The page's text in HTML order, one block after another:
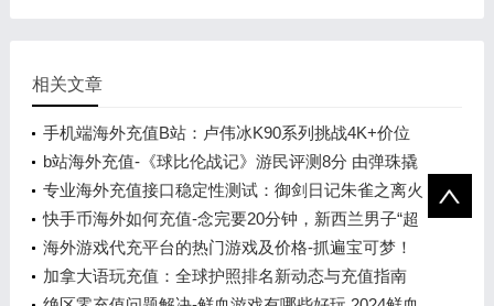
相关文章
手机端海外充值B站：卢伟冰K90系列挑战4K+价位
b站海外充值-《球比伦战记》游民评测8分 由弹珠撬
动的肉鸽王国
专业海外充值接口稳定性测试：御剑日记朱雀之离火
之主降临
快手币海外如何充值-念完要20分钟，新西兰男子“超
级姓名”创吉尼斯纪录
海外游戏代充平台的热门游戏及价格-抓遍宝可梦！
3DM推出《宝可梦传说 Z-A》专属地图
加拿大语玩充值：全球护照排名新动态与充值指南